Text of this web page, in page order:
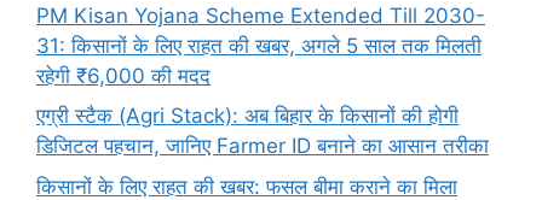
PM Kisan Yojana Scheme Extended Till 2030-
31: किसानों के लिए राहत की खबर, अगले 5 साल तक मिलती
रहेगी ₹6,000 की मदद
एग्री स्टैक (Agri Stack): अब बिहार के किसानों की होगी
डिजिटल पहचान, जानिए Farmer ID बनाने का आसान तरीका
किसानों के लिए राहत की खबर: फसल बीमा कराने का मिला